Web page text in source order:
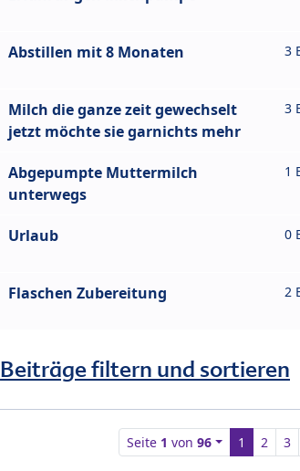
Abstillen mit 8 Monaten 3
Milch die ganze zeit gewechselt
jetzt möchte sie garnichts mehr
3
Abgepumpte Muttermilch
unterwegs
1
Urlaub 0
Flaschen Zubereitung 2
Beiträge filtern und sortieren
Seite 1 von96 1 2 3